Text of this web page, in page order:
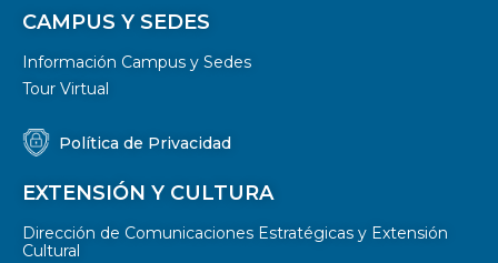
CAMPUS Y SEDES
Información Campus y Sedes
Tour Virtual
Política de Privacidad
EXTENSIÓN Y CULTURA
Dirección de Comunicaciones Estratégicas y Extensión
Cultural